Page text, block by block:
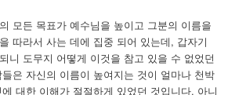
모든 목표가 예수님을 높이고 그분의 이름을
따라서 사는 데에 집중 되어 있는데, 갑자기
니 도무지 어떻게 이것을 참고 있을 수 없었던
은 자신의 이름이 높여지는 것이 얼마나 천박
대한 이해가 절절하게 있었던 것입니다. 아니